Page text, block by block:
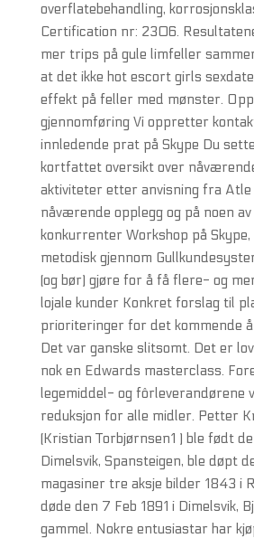
overflatebehandling,
Certification nr: 2306.
mer trips på gule limfeller
at det ikke hot escort girls
effekt på feller med mønster.
gjennomføring Vi oppretter
innledende prat på Skype Du
kortfattet oversikt over
aktiviteter etter anvisning fra
nåværende opplegg og på noen av
konkurrenter Workshop på
metodisk gjennom
(og bør) gjøre for å få flere- og
lojale kunder Konkret forslag til
prioriteringer for det kommende
Det var ganske slitsomt. Det er
nok en Edwards masterclass.
legemiddel- og fôrleverandørene
reduksjon for alle midler. Petter
(Kristian Torbjørnsen1 ) ble født
Dimelsvik, Spansteigen, ble døpt
magasiner tre aksje bilder 1843 i
døde den 7 Feb 1891 i Dimelsvik,
gammel. Nokre entusiastar har